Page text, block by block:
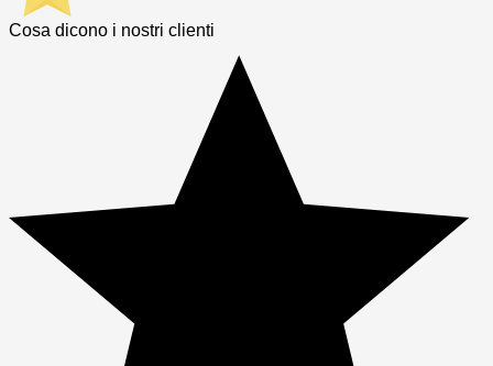
Cosa dicono i nostri clienti